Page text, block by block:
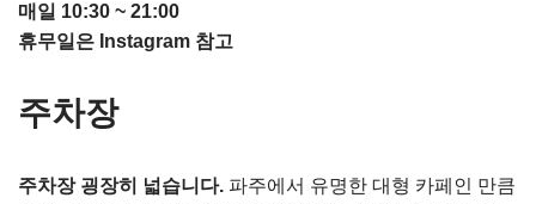
매일 10:30 ~ 21:00
휴무일은 Instagram 참고
주차장
주차장 굉장히 넓습니다. 파주에서 유명한 대형 카페인 만큼